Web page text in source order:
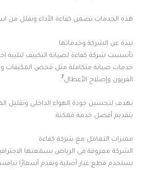
هذه الخدمات تضمن كفاءة الأداء ويقلل من
نبذة عن الشركة وخدماتها
تأسست شركة كفاءة لصيانة التكييف لتلبية
خدمات صيانة متكاملة مثل فحص المكيفات
الفريون وإصلاح الأعطال7
.
نهدف لتحسين جودة الهواء الداخلي وتقليل
بتقديم أفضل خدمة ممكنة.
مميزات التعامل مع شركة كفاءة
الشركة معروفة في الرياض بسمعتها
نستخدم قطع غيار أصلية ونقدم أسعارًا